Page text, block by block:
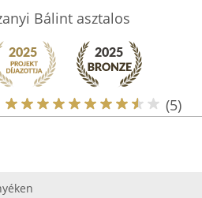
Bálint asztalos
(5)